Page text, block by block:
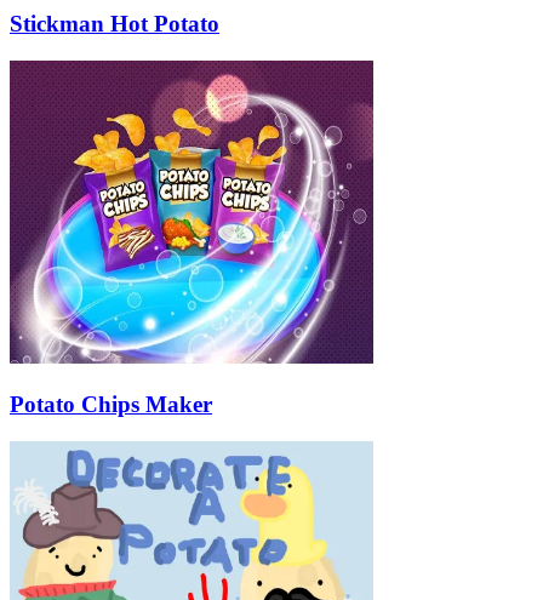
Stickman Hot Potato
Potato Chips Maker